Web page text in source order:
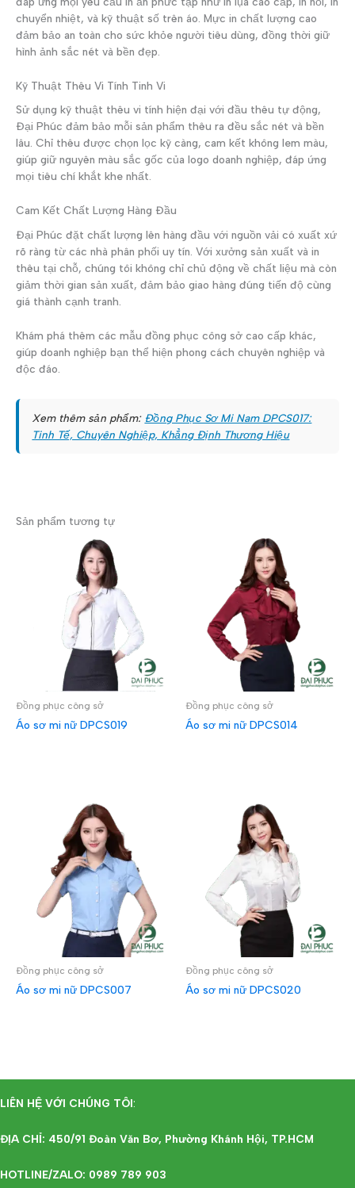
chuyển nhiệt, và kỹ thuật số trên áo. Mực in chất lượng cao
đảm bảo an toàn cho sức khỏe người tiêu dùng, đồng thời giữ
hình ảnh sắc nét và bền đẹp.
Kỹ Thuật Thêu Vi Tính Tinh Vi
Sử dụng kỹ thuật thêu vi tính hiện đại với đầu thêu tự động,
Đại Phúc đảm bảo mỗi sản phẩm thêu ra đều sắc nét và bền
lâu. Chỉ thêu được chọn lọc kỹ càng, cam kết không lem màu,
giúp giữ nguyên màu sắc gốc của logo doanh nghiệp, đáp ứng
mọi tiêu chí khắt khe nhất.
Cam Kết Chất Lượng Hàng Đầu
Đại Phúc đặt chất lượng lên hàng đầu với nguồn vải có xuất xứ
rõ ràng từ các nhà phân phối uy tín. Với xưởng sản xuất và in
thêu tại chỗ, chúng tôi không chỉ chủ động về chất liệu mà còn
giảm thời gian sản xuất, đảm bảo giao hàng đúng tiến độ cùng
giá thành cạnh tranh.
Khám phá thêm các mẫu đồng phục công sở cao cấp khác,
giúp doanh nghiệp bạn thể hiện phong cách chuyên nghiệp và
độc đáo.
Xem thêm sản phẩm: Đồng Phục Sơ Mi Nam DPCS017:
Tinh Tế, Chuyên Nghiệp, Khẳng Định Thương Hiệu
Sản phẩm tương tự
Đồng phục công sở
Áo sơ mi nữ DPCS019
Đồng phục công sở
Áo sơ mi nữ DPCS014
Đồng phục công sở
Áo sơ mi nữ DPCS007
Đồng phục công sở
Áo sơ mi nữ DPCS020
LIÊN HỆ VỚI CHÚNG TÔI:
ĐỊA CHỈ: 450/91 Đoàn Văn Bơ, Phường Khánh Hội, TP.HCM
HOTLINE/ZALO: 0989 789 903